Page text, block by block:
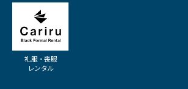
礼服・喪服
レンタル